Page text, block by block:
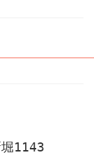
1143